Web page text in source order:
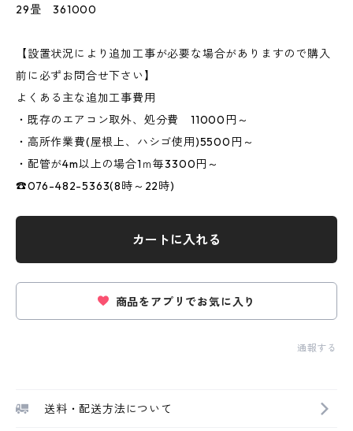
29畳 361000
【設置状況により追加工事が必要な場合がありますので購入
前に必ずお問合せ下さい】
よくある主な追加工事費用
・既存のエアコン取外、処分費 11000円～
・高所作業費(屋根上、ハシゴ使用)5500円～
・配管が4m以上の場合1ｍ毎3300円～
☎076-482-5363(8時～22時)
カートに入れる
商品をアプリでお気に入り
通報する
送料・配送方法について